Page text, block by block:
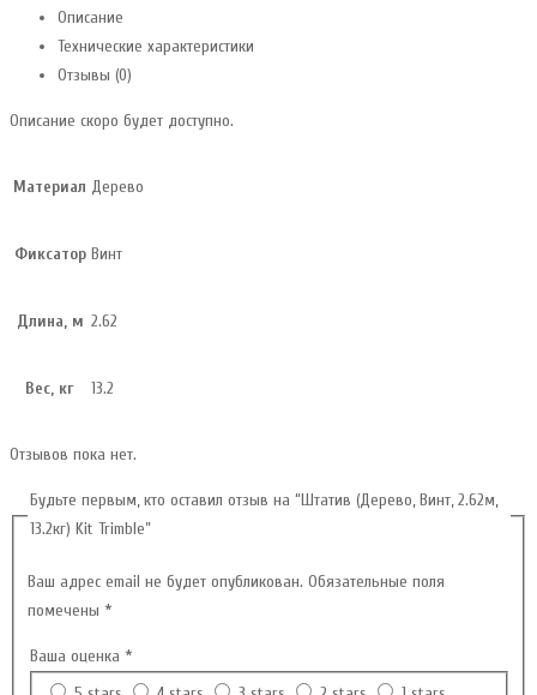
Описание
Технические характеристики
Отзывы (0)
Описание скоро будет доступно.
Материал Дерево
Фиксатор Винт
Длина, м 2.62
Вес, кг 13.2
Отзывов пока нет.
Будьте первым, кто оставил отзыв на “Штатив (Дерево, Винт, 2.62м,
13.2кг) Kit Trimble”
Ваш адрес email не будет опубликован. Обязательные поля
помечены *
Ваша оценка *